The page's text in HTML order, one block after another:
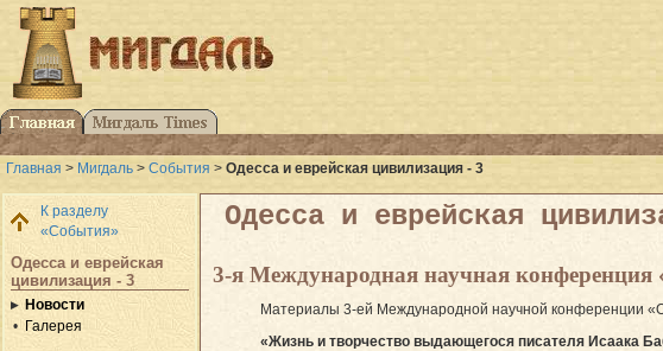
Главная > Мигдаль > События > Одесса и еврейская цивилизация - 3
К разделу
«События»
Одесса и еврейская
цивилизация - 3
Новости
Галерея
Одесса и еврейская
3-я Международная научная конференция
Материалы 3-ей Международной научной конференции
«Жизнь и творчество выдающегося писателя Исаака